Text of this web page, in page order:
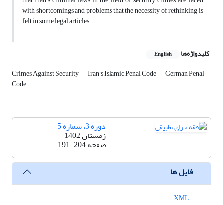
with shortcomings and problems that the necessity of rethinking is
felt in some legal articles.
کلیدواژه‌ها English
Crimes Against Security Iran's Islamic Penal Code German Penal
Code
دوره 3، شماره 5
زمستان 1402
صفحه191-204
فایل ها